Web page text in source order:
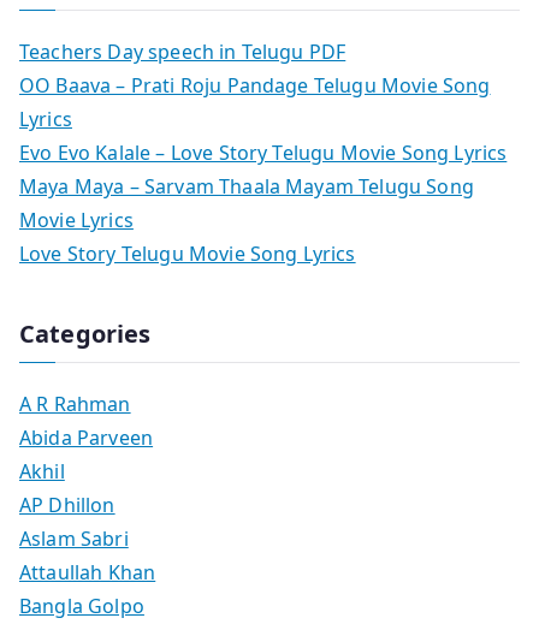
Teachers Day speech in Telugu PDF
OO Baava – Prati Roju Pandage Telugu Movie Song
Lyrics
Evo Evo Kalale – Love Story Telugu Movie Song Lyrics
Maya Maya – Sarvam Thaala Mayam Telugu Song
Movie Lyrics
Love Story Telugu Movie Song Lyrics
Categories
A R Rahman
Abida Parveen
Akhil
AP Dhillon
Aslam Sabri
Attaullah Khan
Bangla Golpo